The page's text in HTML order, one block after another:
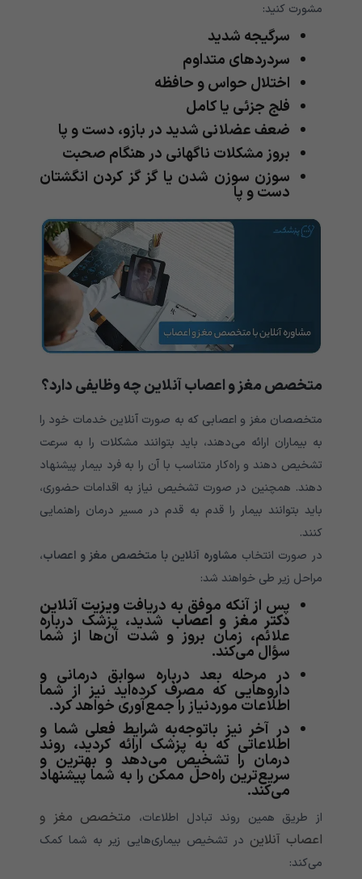
مشورت کنید:
سرگیجه شدید
سردردهای متداوم
اختلال حواس و حافظه
فلج جزئی یا کامل
ضعف عضلانی شدید در بازو، دست و پا
بروز مشکلات ناگهانی در هنگام صحبت
سوزن سوزن شدن یا گز گز کردن انگشتان
دست و پا
متخصص مغز و اعصاب آنلاین چه وظایفی دارد؟
متخصصان مغز و اعصابی که به صورت آنلاین خدمات خود را
به بیماران ارائه می‌دهند، باید بتوانند مشکلات را به سرعت
تشخیص دهند و راه‌کار متناسب با آن را به فرد بیمار پیشنهاد
دهند. همچنین در صورت تشخیص نیاز به اقدامات حضوری،
باید بتوانند بیمار را قدم به قدم در مسیر درمان راهنمایی
کنند.
در صورت انتخاب مشاوره آنلاین با متخصص مغز و اعصاب،
مراحل زیر طی خواهند شد:
پس از آنکه موفق به دریافتویزیت آنلاین
دکتر مغز و اعصاب شدید، پزشک درباره
علائم، زمان بروز و شدت آن‌ها از شما
سؤال می‌کند.
در مرحله بعد درباره سوابق درمانی و
داروهایی که مصرف کرده‌اید نیز از شما
اطلاعات موردنیاز را جمع‌آوری خواهد کرد.
در آخر نیز باتوجه‌به شرایط فعلی شما و
اطلاعاتی که به پزشک ارائه کردید، روند
درمان را تشخیص می‌دهد و بهترین و
سریع‌ترین راه‌حل ممکن را به شما پیشنهاد
می‌‌کند.
از طریق همین روند تبادل اطلاعات، متخصص مغز و
اعصاب آنلاین در تشخیص بیماری‌هایی زیر به شما کمک
می‌کند: